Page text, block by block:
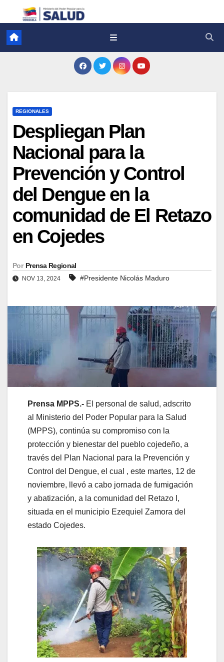
REGIONALES
Despliegan Plan
Nacional para la
Prevención y Control
del Dengue en la
comunidad de El Retazo
en Cojedes
Por Prensa Regional
NOV 13, 2024 #Presidente Nicolás Maduro
Prensa MPPS.- El personal de salud, adscrito
al Ministerio del Poder Popular para la Salud
(MPPS), continúa su compromiso con la
protección y bienestar del pueblo cojedeño, a
través del Plan Nacional para la Prevención y
Control del Dengue, el cual , este martes, 12 de
noviembre, llevó a cabo jornada de fumigación
y abatización, a la comunidad del Retazo I,
situada en el municipio Ezequiel Zamora del
estado Cojedes.